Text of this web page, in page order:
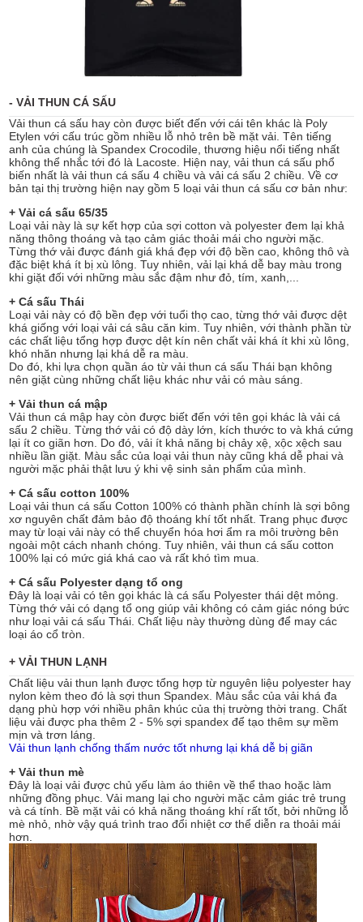
- VẢI THUN CÁ SẤU
Vải thun cá sấu hay còn được biết đến với cái tên khác là Poly
Etylen với cấu trúc gồm nhiều lỗ nhỏ trên bề mặt vải. Tên tiếng
anh của chúng là Spandex Crocodile, thương hiệu nổi tiếng nhất
không thể nhắc tới đó là Lacoste. Hiện nay, vải thun cá sấu phổ
biến nhất là vải thun cá sấu 4 chiều và vải cá sấu 2 chiều. Về cơ
bản tại thị trường hiện nay gồm 5 loại vải thun cá sấu cơ bản như:
+ Vải cá sấu 65/35
Loại vải này là sự kết hợp của sợi cotton và polyester đem lại khả
năng thông thoáng và tạo cảm giác thoải mái cho người mặc.
Từng thớ vải được đánh giá khá đẹp với độ bền cao, không thô và
đặc biệt khá ít bị xù lông. Tuy nhiên, vải lại khá dễ bay màu trong
khi giặt đối với những màu sắc đậm như đỏ, tím, xanh,...
+ Cá sấu Thái
Loại vải này có độ bền đẹp với tuổi thọ cao, từng thớ vải được dệt
khá giống với loại vải cá sâu căn kim. Tuy nhiên, với thành phần từ
các chất liệu tổng hợp được dệt kín nên chất vải khá ít khi xù lông,
khó nhăn nhưng lại khá dễ ra màu.
Do đó, khi lựa chọn quần áo từ vải thun cá sấu Thái bạn không
nên giặt cùng những chất liệu khác như vải có màu sáng.
+ Vải thun cá mập
Vải thun cá mập hay còn được biết đến với tên gọi khác là vải cá
sấu 2 chiều. Từng thớ vải có độ dày lớn, kích thước to và khá cứng
lại ít co giãn hơn. Do đó, vải ít khả năng bị chảy xệ, xộc xệch sau
nhiều lần giặt. Màu sắc của loại vải thun này cũng khá dễ phai và
người mặc phải thật lưu ý khi vệ sinh sản phẩm của mình.
+ Cá sấu cotton 100%
Loại vải thun cá sấu Cotton 100% có thành phần chính là sợi bông
xơ nguyên chất đảm bảo độ thoáng khí tốt nhất. Trang phục được
may từ loại vải này có thể chuyển hóa hơi ẩm ra môi trường bên
ngoài một cách nhanh chóng. Tuy nhiên, vải thun cá sấu cotton
100% lại có mức giá khá cao và rất khó tìm mua.
+ Cá sấu Polyester dạng tổ ong
Đây là loại vải có tên gọi khác là cá sấu Polyester thái dệt mỏng.
Từng thớ vải có dạng tổ ong giúp vải không có cảm giác nóng bức
như loại vải cá sấu Thái. Chất liệu này thường dùng để may các
loại áo cổ tròn.
+ VẢI THUN LẠNH
Chất liệu vải thun lạnh được tổng hợp từ nguyên liệu polyester hay
nylon kèm theo đó là sợi thun Spandex. Màu sắc của vải khá đa
dạng phù hợp với nhiều phân khúc của thị trường thời trang. Chất
liệu vải được pha thêm 2 - 5% sợi spandex để tạo thêm sự mềm
mịn và trơn láng.
Vải thun lạnh chống thấm nước tốt nhưng lại khá dễ bị giãn
+ Vải thun mè
Đây là loại vải được chủ yếu làm áo thiên về thể thao hoặc làm
những đồng phục. Vải mang lại cho người mặc cảm giác trẻ trung
và cá tính. Bề mặt vải có khả năng thoáng khí rất tốt, bởi những lỗ
mè nhỏ, nhờ vậy quá trình trao đổi nhiệt cơ thể diễn ra thoải mái
hơn.